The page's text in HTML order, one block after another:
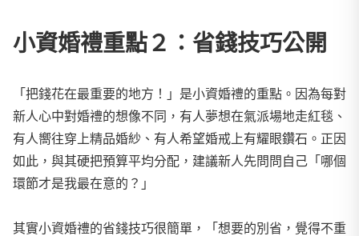
小資婚禮重點２：省錢技巧公開
「把錢花在最重要的地方！」是小資婚禮的重點。因為每對
新人心中對婚禮的想像不同，有人夢想在氣派場地走紅毯、
有人嚮往穿上精品婚紗、有人希望婚戒上有耀眼鑽石。正因
如此，與其硬把預算平均分配，建議新人先問問自己「哪個
環節才是我最在意的？」
其實小資婚禮的省錢技巧很簡單，「想要的別省，覺得不重